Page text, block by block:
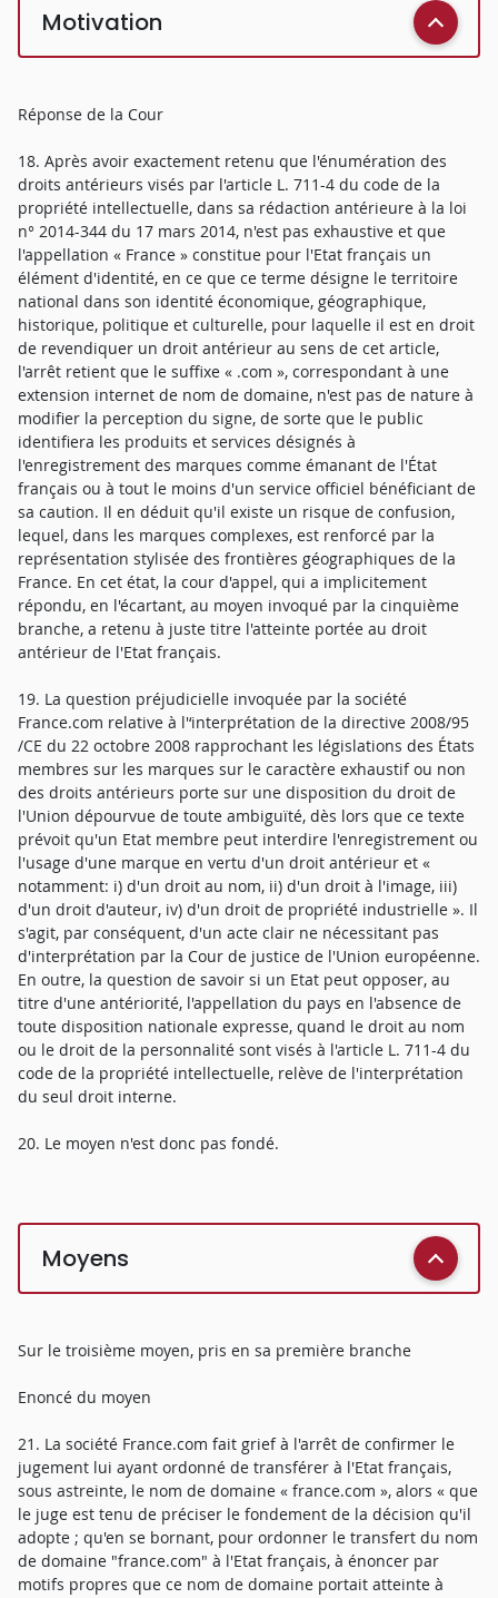
Motivation
Réponse de la Cour
18. Après avoir exactement retenu que l'énumération des
droits antérieurs visés par l'article L. 711-4 du code de la
propriété intellectuelle, dans sa rédaction antérieure à la loi
n° 2014-344 du 17 mars 2014, n'est pas exhaustive et que
l'appellation « France » constitue pour l'Etat français un
élément d'identité, en ce que ce terme désigne le territoire
national dans son identité économique, géographique,
historique, politique et culturelle, pour laquelle il est en droit
de revendiquer un droit antérieur au sens de cet article,
l'arrêt retient que le suffixe « .com », correspondant à une
extension internet de nom de domaine, n'est pas de nature à
modifier la perception du signe, de sorte que le public
identifiera les produits et services désignés à
l'enregistrement des marques comme émanant de l'État
français ou à tout le moins d'un service officiel bénéficiant de
sa caution. Il en déduit qu'il existe un risque de confusion,
lequel, dans les marques complexes, est renforcé par la
représentation stylisée des frontières géographiques de la
France. En cet état, la cour d'appel, qui a implicitement
répondu, en l'écartant, au moyen invoqué par la cinquième
branche, a retenu à juste titre l'atteinte portée au droit
antérieur de l'Etat français.
19. La question préjudicielle invoquée par la société
France.com relative à l'‘interprétation de la directive 2008/95
/CE du 22 octobre 2008 rapprochant les législations des États
membres sur les marques sur le caractère exhaustif ou non
des droits antérieurs porte sur une disposition du droit de
l'Union dépourvue de toute ambiguïté, dès lors que ce texte
prévoit qu'un Etat membre peut interdire l'enregistrement ou
l'usage d'une marque en vertu d'un droit antérieur et «
notamment: i) d'un droit au nom, ii) d'un droit à l'image, iii)
d'un droit d'auteur, iv) d'un droit de propriété industrielle ». Il
s'agit, par conséquent, d'un acte clair ne nécessitant pas
d'interprétation par la Cour de justice de l'Union européenne.
En outre, la question de savoir si un Etat peut opposer, au
titre d'une antériorité, l'appellation du pays en l'absence de
toute disposition nationale expresse, quand le droit au nom
ou le droit de la personnalité sont visés à l'article L. 711-4 du
code de la propriété intellectuelle, relève de l'interprétation
du seul droit interne.
20. Le moyen n'est donc pas fondé.
Moyens
Sur le troisième moyen, pris en sa première branche
Enoncé du moyen
21. La société France.com fait grief à l'arrêt de confirmer le
jugement lui ayant ordonné de transférer à l'Etat français,
sous astreinte, le nom de domaine « france.com », alors « que
le juge est tenu de préciser le fondement de la décision qu'il
adopte ; qu'en se bornant, pour ordonner le transfert du nom
de domaine "france.com" à l'Etat français, à énoncer par
motifs propres que ce nom de domaine portait atteinte à